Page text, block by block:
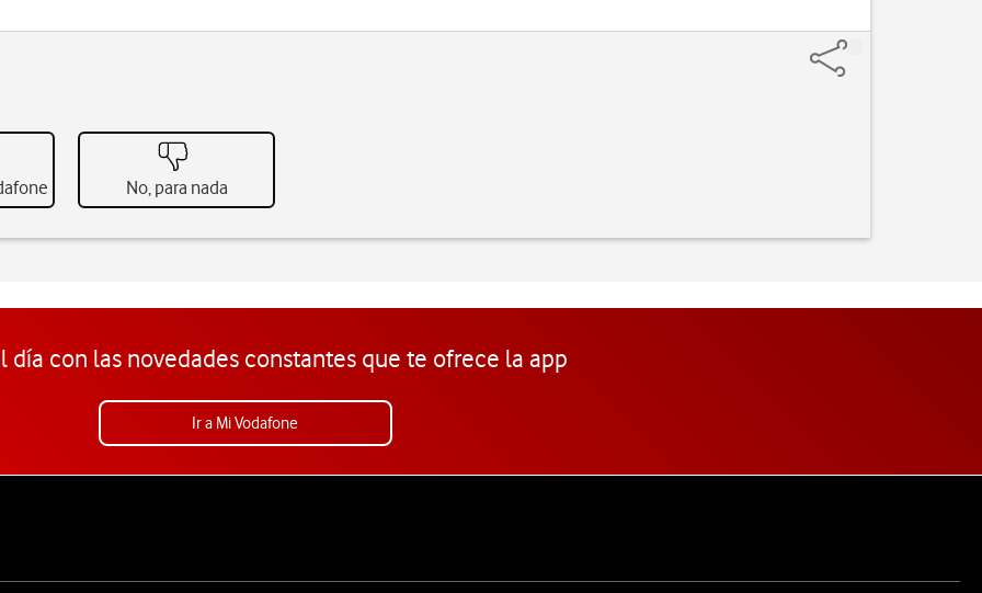
No, para nada
día con las novedades constantes que te ofrece la app
Ir a Mi Vodafone